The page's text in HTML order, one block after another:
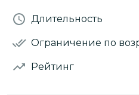
Длительность
Ограничение по
Рейтинг